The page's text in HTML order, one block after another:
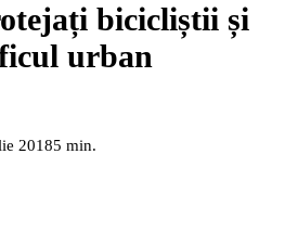
bicicliștii și
urban
20185 min.